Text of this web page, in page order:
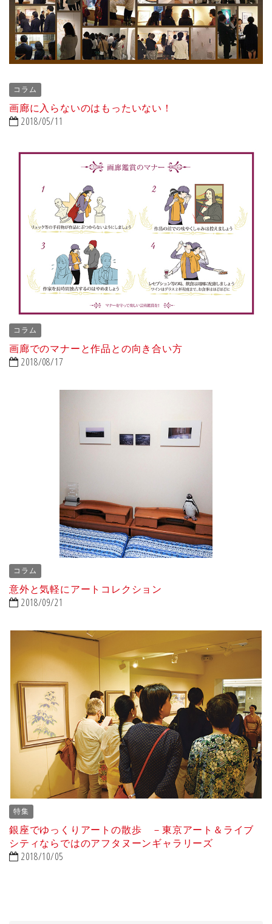
コラム
画廊に入らないのはもったいない！
2018/05/11
コラム
画廊でのマナーと作品との向き合い方
2018/08/17
コラム
意外と気軽にアートコレクション
2018/09/21
特集
銀座でゆっくりアートの散歩 －東京アート＆ライブ
シティならではのアフタヌーンギャラリーズ
2018/10/05